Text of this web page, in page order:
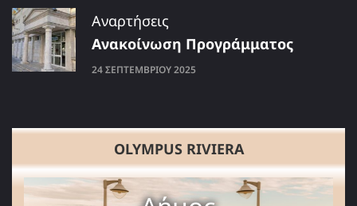
Αναρτήσεις
Ανακοίνωση Προγράμματος
24 ΣΕΠΤΕΜΒΡΊΟΥ 2025
OLYMPUS RIVIERA